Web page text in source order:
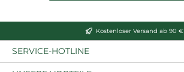
Kostenloser Versand ab 90 €
SERVICE-HOTLINE